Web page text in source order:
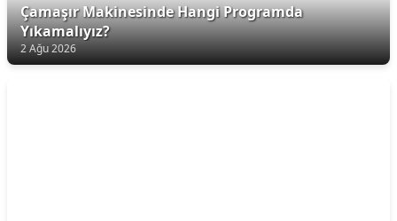
Çamaşır Makinesinde Hangi Programda
Yıkamalıyız?
2 Ağu 2026